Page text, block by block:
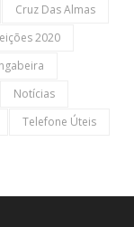
Cruz Das Almas
2020
Notícias
Telefone Úteis